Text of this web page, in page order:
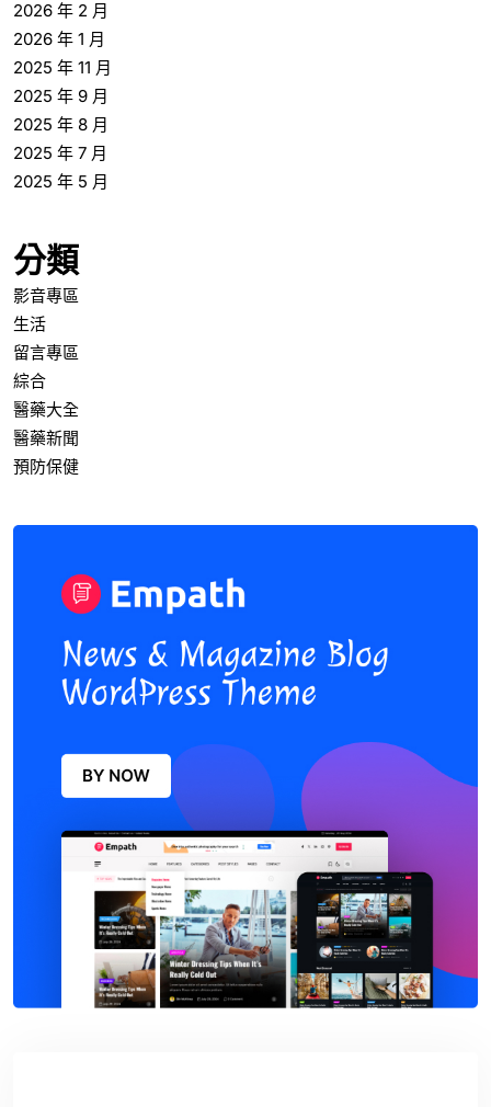
2026 年 2 月
2026 年 1 月
2025 年 11 月
2025 年 9 月
2025 年 8 月
2025 年 7 月
2025 年 5 月
分類
影音專區
生活
留言專區
綜合
醫藥大全
醫藥新聞
預防保健